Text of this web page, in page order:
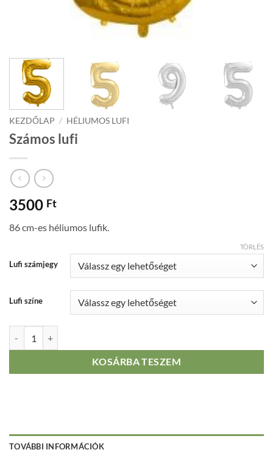
KEZDŐLAP / HÉLIUMOS LUFI
Számos lufi
3500 Ft
86 cm-es héliumos lufik.
Lufi számjegy
Lufi színe
TÖRLÉS
KOSÁRBA TESZEM
TOVÁBBI INFORMÁCIÓK